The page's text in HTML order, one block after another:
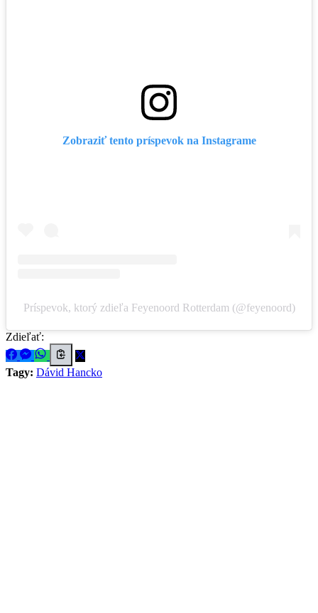
Zobraziť tento príspevok na Instagrame
Príspevok, ktorý zdieľa Feyenoord Rotterdam (@feyenoord)
Zdieľať:
Tagy: Dávid Hancko